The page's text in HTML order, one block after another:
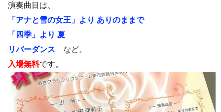
演奏曲目は、
「アナと雪の女王」より ありのままで
「四季」より 夏
リバーダンス など。
入場無料です。